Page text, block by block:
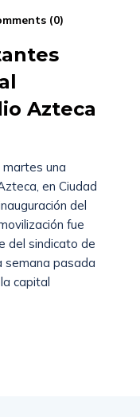
(0)
Azteca
una
en Ciudad
del
fue
del sindicato de
semana pasada
capital